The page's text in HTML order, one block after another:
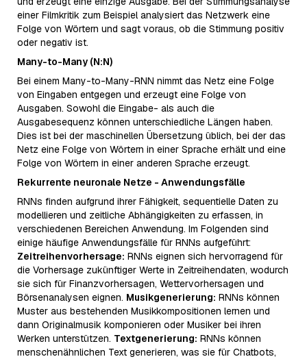
einer Filmkritik zum Beispiel analysiert das Netzwerk eine
Folge von Wörtern und sagt voraus, ob die Stimmung positiv
oder negativ ist.
Many-to-Many (N:N)
Bei einem Many-to-Many-RNN nimmt das Netz eine Folge
von Eingaben entgegen und erzeugt eine Folge von
Ausgaben. Sowohl die Eingabe- als auch die
Ausgabesequenz können unterschiedliche Längen haben.
Dies ist bei der maschinellen Übersetzung üblich, bei der das
Netz eine Folge von Wörtern in einer Sprache erhält und eine
Folge von Wörtern in einer anderen Sprache erzeugt.
Rekurrente neuronale Netze - Anwendungsfälle
RNNs finden aufgrund ihrer Fähigkeit, sequentielle Daten zu
modellieren und zeitliche Abhängigkeiten zu erfassen, in
verschiedenen Bereichen Anwendung. Im Folgenden sind
einige häufige Anwendungsfälle für RNNs aufgeführt:
Zeitreihenvorhersage: RNNs eignen sich hervorragend für
die Vorhersage zukünftiger Werte in Zeitreihendaten, wodurch
sie sich für Finanzvorhersagen, Wettervorhersagen und
Börsenanalysen eignen. Musikgenerierung: RNNs können
Muster aus bestehenden Musikkompositionen lernen und
dann Originalmusik komponieren oder Musiker bei ihren
Werken unterstützen. Textgenerierung: RNNs können
menschenähnlichen Text generieren, was sie für Chatbots,